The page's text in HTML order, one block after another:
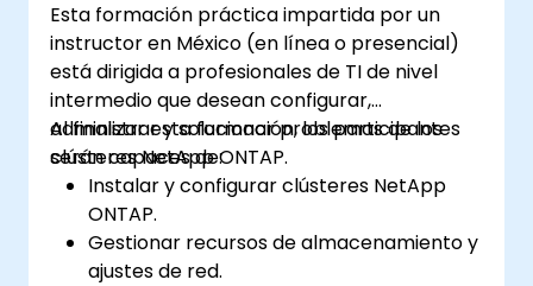
Esta formación práctica impartida por un
instructor en México (en línea o presencial)
está dirigida a profesionales de TI de nivel
intermedio que desean configurar,
administrar y solucionar problemas de los
clústeres NetApp ONTAP.
Al finalizar esta formación, los participantes
serán capaces de:
Instalar y configurar clústeres NetApp
ONTAP.
Gestionar recursos de almacenamiento y
ajustes de red.